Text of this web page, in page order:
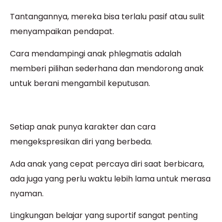
Tantangannya, mereka bisa terlalu pasif atau sulit
menyampaikan pendapat.
Cara mendampingi anak phlegmatis adalah
memberi pilihan sederhana dan mendorong anak
untuk berani mengambil keputusan.
Setiap anak punya karakter dan cara
mengekspresikan diri yang berbeda.
Ada anak yang cepat percaya diri saat berbicara,
ada juga yang perlu waktu lebih lama untuk merasa
nyaman.
Lingkungan belajar yang suportif sangat penting